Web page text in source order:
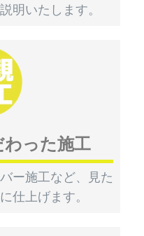
明いたします。
わった施工
ー施工など、見た
仕上げます。